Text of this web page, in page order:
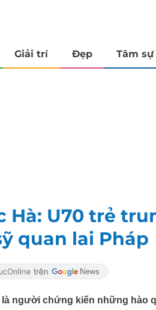
Giải trí Đẹp Tâm sự
Hà: U70 trẻ
quan lai Pháp
là người chứng kiến những hào